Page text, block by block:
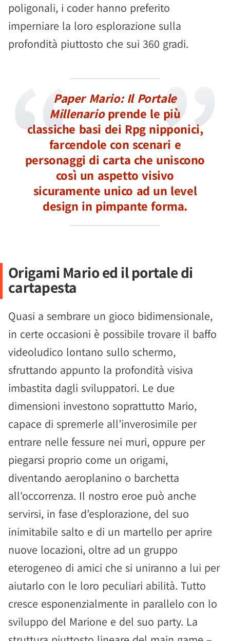
poligonali, i coder hanno preferito
imperniare la loro esplorazione sulla
profondità piuttosto che sui 360 gradi.
Paper Mario: Il Portale
Millenarioprende le più
classiche basi dei Rpg nipponici,
farcendole con scenari e
personaggi di carta che uniscono
così un aspetto visivo
sicuramente unico ad un level
design in pimpante forma.
Origami Mario ed il portale di
cartapesta
Quasi a sembrare un gioco bidimensionale,
in certe occasioni è possibile trovare il baffo
videoludico lontano sullo schermo,
sfruttando appunto la profondità visiva
imbastita dagli sviluppatori. Le due
dimensioni investono soprattutto Mario,
capace di spremerle all’inverosimile per
entrare nelle fessure nei muri, oppure per
piegarsi proprio come un origami,
diventando aeroplanino o barchetta
all'occorrenza. Il nostro eroe può anche
servirsi, in fase d’esplorazione, del suo
inimitabile salto e di un martello per aprire
nuove locazioni, oltre ad un gruppo
eterogeneo di amici che si uniranno a lui per
aiutarlo con le loro peculiari abilità. Tutto
cresce esponenzialmente in parallelo con lo
sviluppo del Marione e del suo party. La